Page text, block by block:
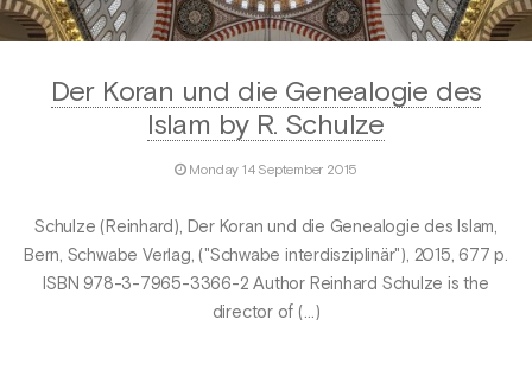
Der Koran und die Genealogie des
Islam by R. Schulze
Monday 14 September 2015
Schulze (Reinhard), Der Koran und die Genealogie des Islam,
Bern, Schwabe Verlag, ("Schwabe interdisziplinär"), 2015, 677 p.
ISBN 978-3-7965-3366-2 Author Reinhard Schulze is the
director of (…)